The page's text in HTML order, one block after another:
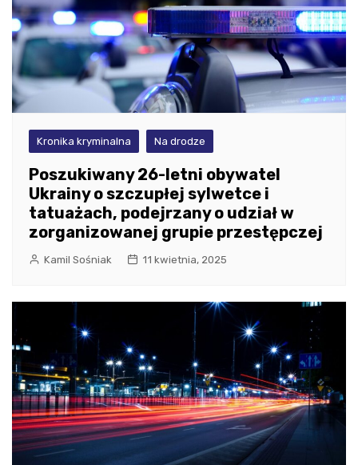
Kronika kryminalna Na drodze
Poszukiwany 26-letni obywatel
Ukrainy o szczupłej sylwetce i
tatuażach, podejrzany o udział w
zorganizowanej grupie przestępczej
Kamil Sośniak 11 kwietnia, 2025